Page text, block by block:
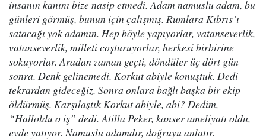
insanın kanını bize nasip etmedi. Adam namuslu adam, bu
günleri görmüş, bunun için çalışmış. Rumlara Kıbrıs’ı
satacağı yok adamın. Hep böyle yapıyorlar, vatanseverlik,
vatanseverlik, milleti coşturuyorlar, herkesi birbirine
sokuyorlar. Aradan zaman geçti, döndüler üç dört gün
sonra. Denk gelinemedi. Korkut abiyle konuştuk. Dedi
tekrardan gideceğiz. Sonra onlara bağlı başka bir ekip
öldürmüş. Karşılaştık Korkut abiyle, abi? Dedim,
“Halloldu o iş” dedi. Atilla Peker, kanser ameliyatı oldu,
evde yatıyor. Namuslu adamdır, doğruyu anlatır.